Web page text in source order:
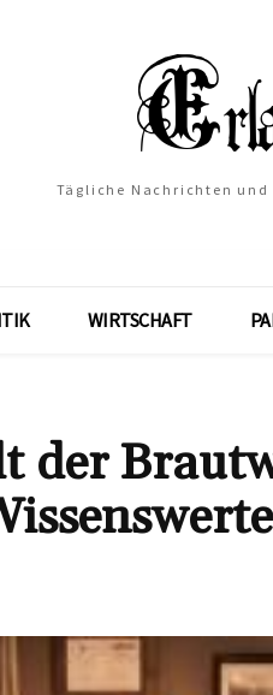
Tägliche Nachrichten
WIRTSCHAFT
der